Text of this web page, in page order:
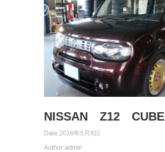
NISSAN Z12 CUBE
Date:2016年5月8日
Author:admin